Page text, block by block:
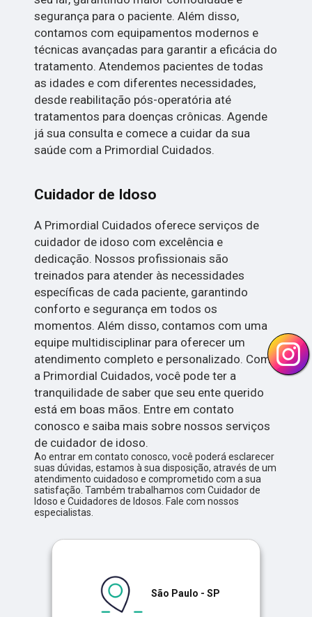
segurança para o paciente. Além disso,
contamos com equipamentos modernos e
técnicas avançadas para garantir a eficácia do
tratamento. Atendemos pacientes de todas
as idades e com diferentes necessidades,
desde reabilitação pós-operatória até
tratamentos para doenças crônicas. Agende
já sua consulta e comece a cuidar da sua
saúde com a Primordial Cuidados.
Cuidador de Idoso
A Primordial Cuidados oferece serviços de
cuidador de idoso com excelência e
dedicação. Nossos profissionais são
treinados para atender às necessidades
específicas de cada paciente, garantindo
conforto e segurança em todos os
momentos. Além disso, contamos com uma
equipe multidisciplinar para oferecer um
atendimento completo e personalizado. Com
a Primordial Cuidados, você pode ter a
tranquilidade de saber que seu ente querido
está em boas mãos. Entre em contato
conosco e saiba mais sobre nossos serviços
de cuidador de idoso.
Ao entrar em contato conosco, você poderá esclarecer
suas dúvidas, estamos à sua disposição, através de um
atendimento cuidadoso e comprometido com a sua
satisfação. Também trabalhamos com Cuidador de
Idoso e Cuidadores de Idosos. Fale com nossos
especialistas.
São Paulo - SP